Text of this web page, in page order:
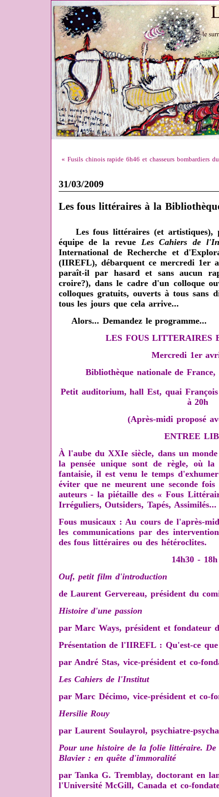
« Fusils chinois rapide 6h46 et chasseurs bombardiers
31/03/2009
Les fous littéraires à la
Les fous littéraires (et artistiques),
équipe de la revue Les Cahiers de
International de Recherche et
(IIREFL), débarquent ce mercredi 1er
paraît-il par hasard et sans aucun
croire?), dans le cadre d'un colloque
colloques gratuits, ouverts à tous sans
tous les jours que cela arrive...
Alors... Demandez le programme...
LES FOUS LITTERAIRES
Mercredi 1er
Bibliothèque nationale de France,
Petit auditorium, hall Est, quai
à 20h
(Après-midi proposé
ENTREE
À l'aube du XXIe siècle, dans un
la pensée unique sont de règle, où
fantaisie, il est venu le temps
éviter que ne meurent une seconde fois
auteurs - la piétaille des « Fous
Irréguliers, Outsiders, Tapés, Assimilés...
Fous musicaux : Au cours de l'après-
les communications par des
des fous littéraires ou des hétéroclites.
14h30 -
Ouf, petit film d'introduction
de Laurent Gervereau, président du
Histoire d'une passion
par Marc Ways, président et fondateur
Présentation de l'IIREFL : Qu'est-ce
par André Stas, vice-président et co-
Les Cahiers de l'Institut
par Marc Décimo, vice-président et co-
Hersilie Rouy
par Laurent Soulayrol, psychiatre-
Pour une histoire de la folie littéraire. De
Blavier : en quête d'immoralité
par Tanka G. Tremblay, doctorant en
l'Université McGill, Canada et co-